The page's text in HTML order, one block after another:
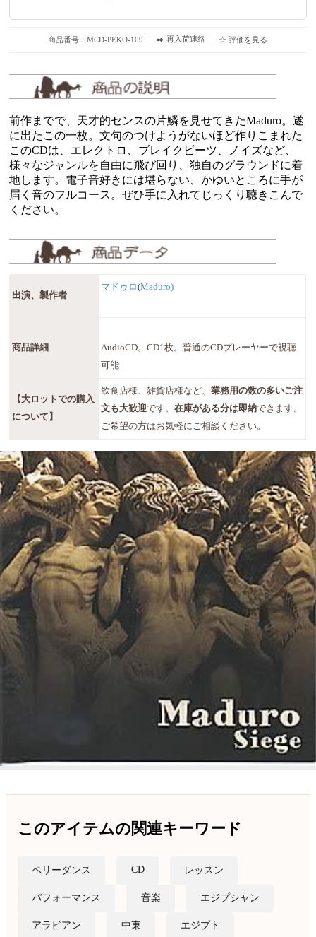
商品番号：MCD-PEKO-109 ｜ ✒️ 再入荷連絡 ｜ ☆ 評価を見る
前作までで、天才的センスの片鱗を見せてきたMaduro。遂
に出たこの一枚。文句のつけようがないほど作りこまれた
このCDは、エレクトロ、ブレイクビーツ、ノイズなど、
様々なジャンルを自由に飛び回り、独自のグラウンドに着
地します。電子音好きには堪らない、かゆいところに手が
届く音のフルコース。ぜひ手に入れてじっくり聴きこんで
ください。
出演、製作者
マドゥロ(Maduro)
商品詳細
AudioCD。CD1枚。普通のCDプレーヤーで視聴
可能
【大ロットでの購入
について】
飲食店様、雑貨店様など、業務用の数の多いご注
文も大歓迎です。在庫がある分は即納できます。
ご希望の方はお気軽にご相談ください。
このアイテムの関連キーワード
ベリーダンス CD レッスン
パフォーマンス 音楽 エジプシャン
アラビアン 中東 エジプト